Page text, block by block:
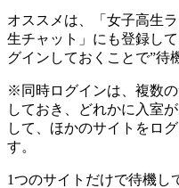
オススメは、「女子高生
生チャット」にも登録し
グインしておくことで”待
※同時ログインは、複数
しておき、どれかに入室
して、ほかのサイトをロ
す。
1つのサイトだけで待機し